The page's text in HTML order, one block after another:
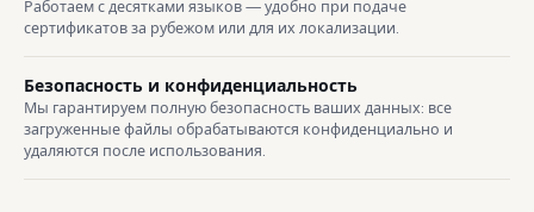
Работаем с десятками языков — удобно при подаче
сертификатов за рубежом или для их локализации.
Безопасность и конфиденциальность
Мы гарантируем полную безопасность ваших данных: все
загруженные файлы обрабатываются конфиденциально и
удаляются после использования.